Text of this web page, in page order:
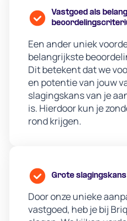
Vastgoed als
Een ander uniek
belangrijkste
Dit betekent dat we
en potentie van jouw
slagingskans van je
is. Hierdoor kun je
rond krijgen.
Grote slagingskans
Door onze unieke
vastgoed, heb je bij